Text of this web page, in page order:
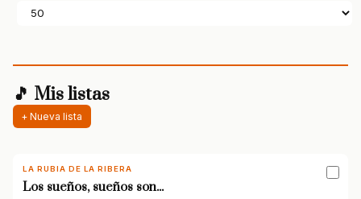
🎵 Mis listas
+ Nueva lista
LA RUBIA DE LA RIBERA
Los sueños, sueños son...